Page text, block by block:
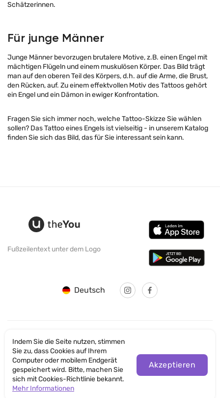
Schätzerinnen.
Für junge Männer
Junge Männer bevorzugen brutalere Motive, z.B. einen Engel mit
mächtigen Flügeln und einem muskulösen Körper. Das Bild trägt
man auf den oberen Teil des Körpers, d.h. auf die Arme, die Brust,
den Rücken, auf. Zu einem effektvollen Motiv des Tattoos gehört
ein Engel und ein Dämon in ewiger Konfrontation.
Fragen Sie sich immer noch, welche Tattoo-Skizze Sie wählen
sollen? Das Tattoo eines Engels ist vielseitig - in unserem Katalog
finden Sie sich das Bild, das für Sie interessant sein kann.
Fußzeilentext unter dem Logo
Deutsch
© SANTICUM INTERNATIONAL LTD
Datenschutz
Nutzungsbedingungen der Website
Indem Sie die Seite nutzen, stimmen
Sie zu, dass Cookies auf Ihrem
Computer oder mobilem Endgerät
gespeichert wird. Bitte, machen Sie
sich mit Cookies-Richtlinie bekannt.
Mehr Informationen
Akzeptieren